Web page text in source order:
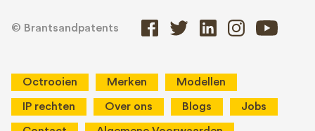
© Brantsandpatents
Octrooien Merken Modellen
IP rechten Over ons Blogs Jobs